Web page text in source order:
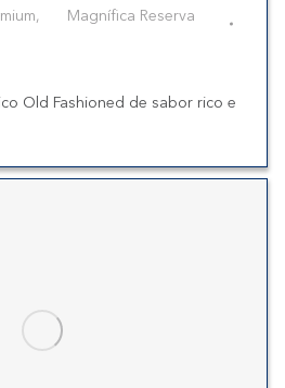
,
Magnífica Reserva
Old Fashioned de sabor rico e